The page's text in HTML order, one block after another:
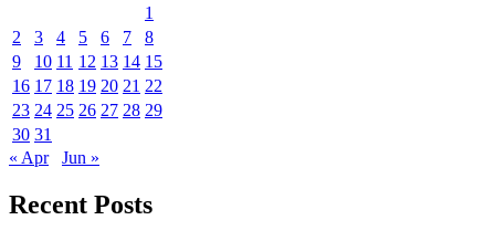
1
2
3 4 5 6 7
8
9
10 11 12 13 14 15
16 17 18 19 20 21 22
23 24 25 26 27 28 29
30 31
« Apr
Jun »
Recent Posts